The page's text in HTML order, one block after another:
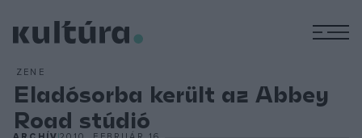
ZENE
Eladósorba került az Abbey
Road stúdió